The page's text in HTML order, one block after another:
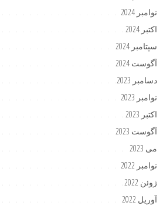
نوامبر 2024
اکتبر 2024
سپتامبر 2024
آگوست 2024
دسامبر 2023
نوامبر 2023
اکتبر 2023
آگوست 2023
می 2023
نوامبر 2022
ژوئن 2022
آوریل 2022